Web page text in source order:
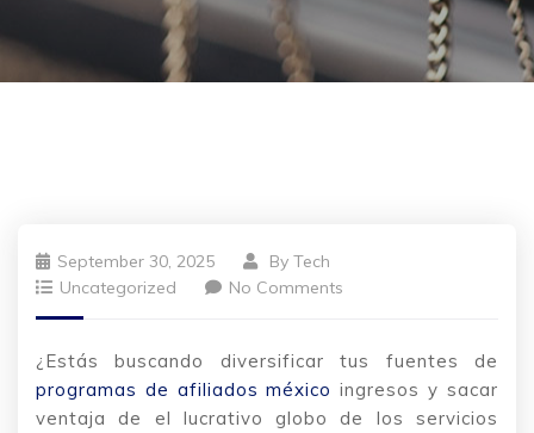
September 30, 2025 By Tech
Uncategorized
No Comments
¿Estás buscando diversificar tus fuentes de
programas de afiliados méxico ingresos y sacar
ventaja de el lucrativo globo de los servicios